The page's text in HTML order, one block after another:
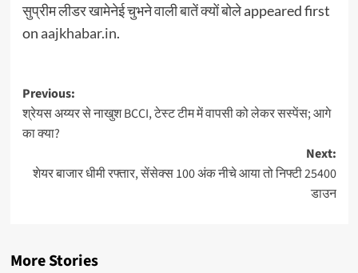
सुप्रीम लीडर खामेनेई चुभने वाली बातें क्यों बोलेappeared first
on aajkhabar.in.
Post
navigation
Previous:
श्रेयस अय्यर से नाखुश BCCI, टेस्‍ट टीम में वापसी को लेकर सस्‍पेंस; आगे
का क्‍या?
Next:
शेयर बाजार धीमी रफ्तार, सेंसेक्स 100 अंक नीचे आया तो निफ्टी 25400
डाउन
More Stories